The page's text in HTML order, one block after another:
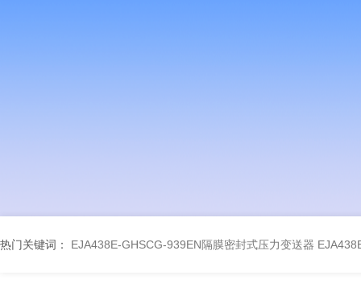
热门关键词： EJA438E-GHSCG-939EN隔膜密封式压力变送器